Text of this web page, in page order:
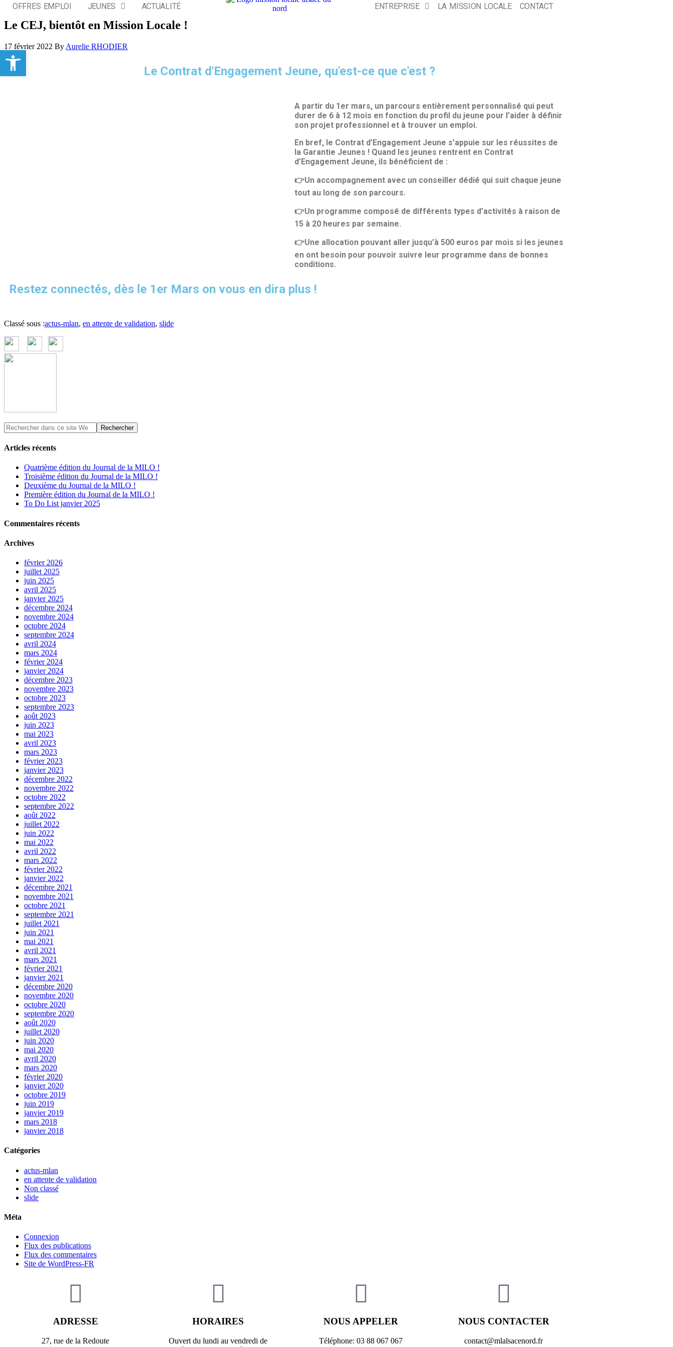
OFFRES EMPLOI JEUNES ACTUALITÉ ENTREPRISE LA MISSION LOCALE CONTACT
Le CEJ, bientôt en Mission Locale !
17 février 2022 By Aurelie RHODIER
Le Contrat d'Engagement Jeune, qu'est-ce que c'est ?
A partir du 1er mars, un parcours entièrement personnalisé qui peut
durer de 6 à 12 mois en fonction du profil du jeune pour l’aider à définir
son projet professionnel et à trouver un emploi.
En bref, le Contrat d’Engagement Jeune s’appuie sur les réussites de
la Garantie Jeunes ! Quand les jeunes rentrent en Contrat
d’Engagement Jeune, ils bénéficient de :
👉Un accompagnement avec un conseiller dédié qui suit chaque jeune
tout au long de son parcours.
👉Un programme composé de différents types d’activités à raison de
15 à 20 heures par semaine.
👉Une allocation pouvant aller jusqu’à 500 euros par mois si les jeunes
en ont besoin pour pouvoir suivre leur programme dans de bonnes
conditions.
Restez connectés, dès le 1er Mars on vous en dira plus !
Classé sous :actus-mlan, en attente de validation, slide
Articles récents
Quatrième édition du Journal de la MILO !
Troisième édition du Journal de la MILO !
Deuxième du Journal de la MILO !
Première édition du Journal de la MILO !
To Do List janvier 2025
Commentaires récents
Archives
février 2026
juillet 2025
juin 2025
avril 2025
janvier 2025
décembre 2024
novembre 2024
octobre 2024
septembre 2024
avril 2024
mars 2024
février 2024
janvier 2024
décembre 2023
novembre 2023
octobre 2023
septembre 2023
août 2023
juin 2023
mai 2023
avril 2023
mars 2023
février 2023
janvier 2023
décembre 2022
novembre 2022
octobre 2022
septembre 2022
août 2022
juillet 2022
juin 2022
mai 2022
avril 2022
mars 2022
février 2022
janvier 2022
décembre 2021
novembre 2021
octobre 2021
septembre 2021
juillet 2021
juin 2021
mai 2021
avril 2021
mars 2021
février 2021
janvier 2021
décembre 2020
novembre 2020
octobre 2020
septembre 2020
août 2020
juillet 2020
juin 2020
mai 2020
avril 2020
mars 2020
février 2020
janvier 2020
octobre 2019
juin 2019
janvier 2019
mars 2018
janvier 2018
Catégories
actus-mlan
en attente de validation
Non classé
slide
Méta
Connexion
Flux des publications
Flux des commentaires
Site de WordPress-FR
ADRESSE
27, rue de la Redoute
HORAIRES
Ouvert du lundi au vendredi de
NOUS APPELER
Téléphone: 03 88 067 067
NOUS CONTACTER
contact@mlalsacenord.fr
Ouvrir la barre d’outils